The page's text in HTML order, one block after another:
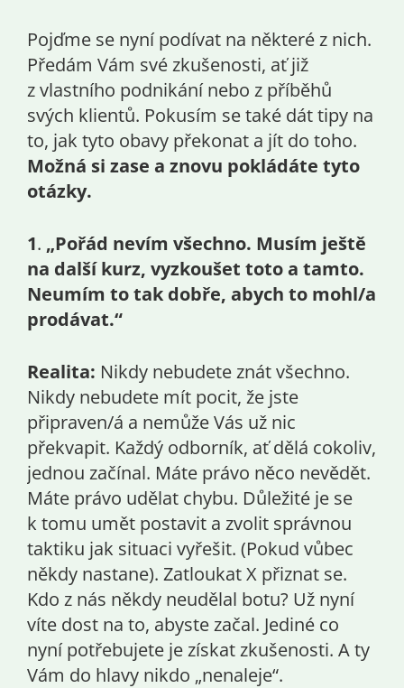
Pojďme se nyní podívat na některé z nich.
Předám Vám své zkušenosti, ať již
z vlastního podnikání nebo z příběhů
svých klientů. Pokusím se také dát tipy na
to, jak tyto obavy překonat a jít do toho.
Možná si zase a znovu pokládáte tyto
otázky.
1. „Pořád nevím všechno. Musím ještě
na další kurz, vyzkoušet toto a tamto.
Neumím to tak dobře, abych to mohl/a
prodávat.“
Realita: Nikdy nebudete znát všechno.
Nikdy nebudete mít pocit, že jste
připraven/á a nemůže Vás už nic
překvapit. Každý odborník, ať dělá cokoliv,
jednou začínal. Máte právo něco nevědět.
Máte právo udělat chybu. Důležité je se
k tomu umět postavit a zvolit správnou
taktiku jak situaci vyřešit. (Pokud vůbec
někdy nastane). Zatloukat X přiznat se.
Kdo z nás někdy neudělal botu? Už nyní
víte dost na to, abyste začal. Jediné co
nyní potřebujete je získat zkušenosti. A ty
Vám do hlavy nikdo „nenaleje“.